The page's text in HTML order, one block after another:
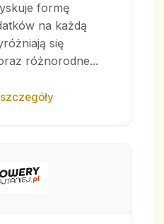
formę
na każdą
się
różnorodne...